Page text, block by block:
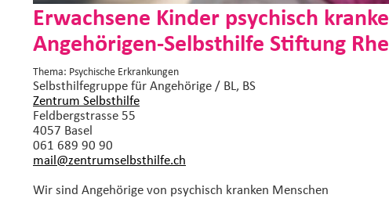
Erwachsene Kinder psychisch
Angehörigen-Selbsthilfe Stiftung
Thema: Psychische Erkrankungen
Selbsthilfegruppefür Angehörige / BL, BS
Zentrum Selbsthilfe
Feldbergstrasse 55
4057 Basel
061 689 90 90
mail@zentrumselbsthilfe.ch
Wir sind Angehörige von psychisch kranken Menschen